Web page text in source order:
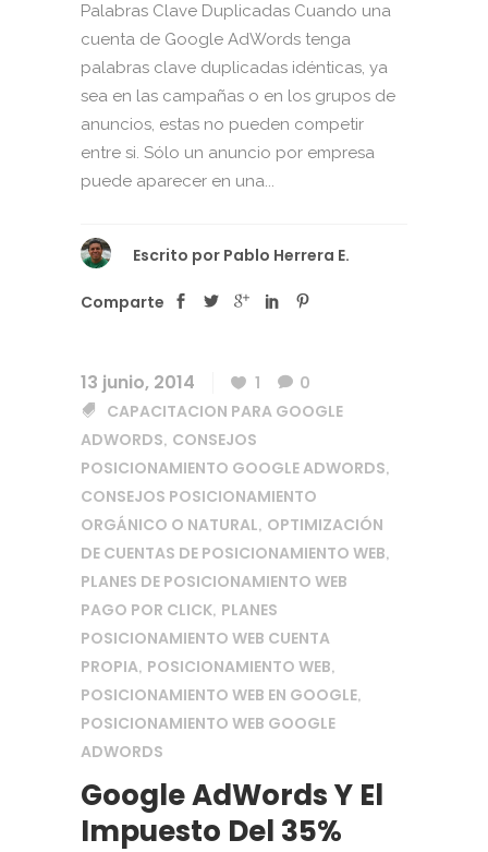
Palabras Clave Duplicadas Cuando una
cuenta de Google AdWords tenga
palabras clave duplicadas idénticas, ya
sea en las campañas o en los grupos de
anuncios, estas no pueden competir
entre si. Sólo un anuncio por empresa
puede aparecer en una...
Escrito por Pablo Herrera E.
Comparte
13 junio, 2014 1
0
CAPACITACION PARA GOOGLE
ADWORDS, CONSEJOS
POSICIONAMIENTO GOOGLE ADWORDS,
CONSEJOS POSICIONAMIENTO
ORGÁNICO O NATURAL, OPTIMIZACIÓN
DE CUENTAS DE POSICIONAMIENTO WEB,
PLANES DE POSICIONAMIENTO WEB
PAGO POR CLICK, PLANES
POSICIONAMIENTO WEB CUENTA
PROPIA, POSICIONAMIENTO WEB,
POSICIONAMIENTO WEB EN GOOGLE,
POSICIONAMIENTO WEB GOOGLE
ADWORDS
Google AdWords Y El
Impuesto Del 35%